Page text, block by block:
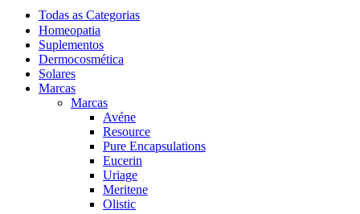
Todas as Categorias
Homeopatia
Suplementos
Dermocosmética
Solares
Marcas
Marcas
Avéne
Resource
Pure Encapsulations
Eucerin
Uriage
Meritene
Olistic